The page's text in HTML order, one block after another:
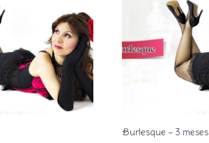
Burlesque – 3 meses